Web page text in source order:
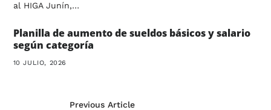
al HIGA Junín,…
Planilla de aumento de sueldos básicos y salario
según categoría
10 JULIO, 2026
Previous Article